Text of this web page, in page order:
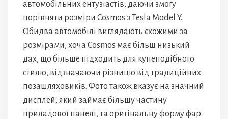
автомобільних ентузіастів, даючи змогу
порівняти розміри Cosmos з Tesla Model Y.
Обидва автомобілі виглядають схожими за
розмірами, хоча Cosmos має більш низький
дах, що більше підходить для купеподібного
стилю, відзначаючи різницю від традиційних
позашляховиків. Фото також вказує на значний
дисплей, який займає більшу частину
приладової панелі, та оригінальну форму фар.